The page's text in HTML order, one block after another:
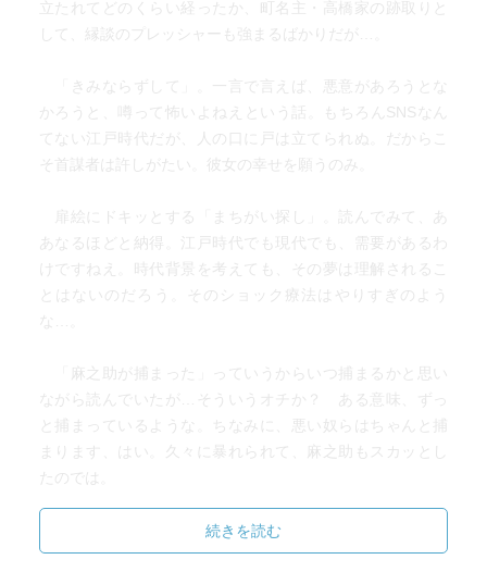
立たれてどのくらい経ったか、町名主・高橋家の跡取りと
して、縁談のプレッシャーも強まるばかりだが…。
「きみならずして」。一言で言えば、悪意があろうとな
かろうと、噂って怖いよねえという話。もちろんSNSなん
てない江戸時代だが、人の口に戸は立てられぬ。だからこ
そ首謀者は許しがたい。彼女の幸せを願うのみ。
扉絵にドキッとする「まちがい探し」。読んでみて、あ
あなるほどと納得。江戸時代でも現代でも、需要があるわ
けですねえ。時代背景を考えても、その夢は理解されるこ
とはないのだろう。そのショック療法はやりすぎのよう
な…。
「麻之助が捕まった」っていうからいつ捕まるかと思い
ながら読んでいたが…そういうオチか？ ある意味、ずっ
と捕まっているような。ちなみに、悪い奴らはちゃんと捕
まります、はい。久々に暴れられて、麻之助もスカッとし
たのでは。
「はたらきもの」。色々な顔役がいて回っている江戸の
町。その後継ぎたちのプレッシャーたるや。麻之助自身、
続きを読む